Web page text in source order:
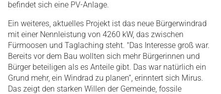
befindet sich eine PV-Anlage.
Ein weiteres, aktuelles Projekt ist das neue Bürgerwindrad
mit einer Nennleistung von 4260 kW, das zwischen
Fürmoosen und Taglaching steht. "Das Interesse groß war.
Bereits vor dem Bau wollten sich mehr Bürgerinnen und
Bürger beteiligen als es Anteile gibt. Das war natürlich ein
Grund mehr, ein Windrad zu planen“, erinntert sich Mirus.
Das zeigt den starken Willen der Gemeinde, fossile